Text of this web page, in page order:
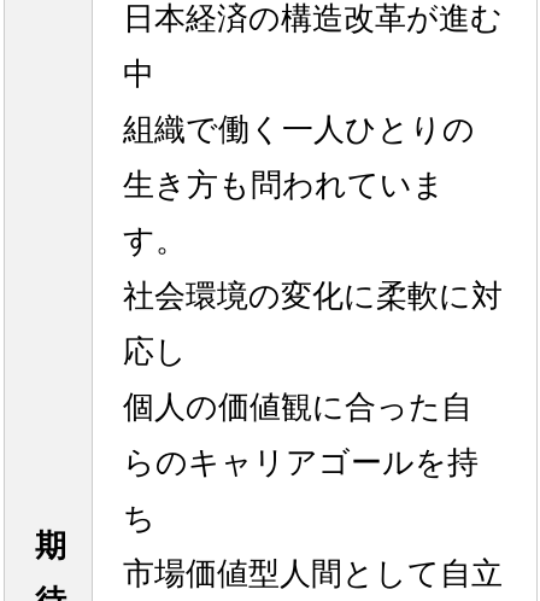
期
日本経済の構造改革が進む
中
組織で働く一人ひとりの
生き方も問われていま
す。
社会環境の変化に柔軟に対
応し
個人の価値観に合った自
らのキャリアゴールを持
ち
市場価値型人間として自立